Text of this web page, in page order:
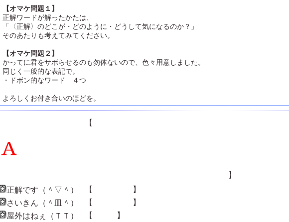
【オマケ問題１】
正解ワードが解ったかたは、
「〈正解〉のどこが・どのように・どうして気になるのか？」
そのあたりも考えてみてください。
【オマケ問題２】
かってに君をサボらせるのも勿体ないので、色々用意しました。
同じく一般的な表記で。
・ドボン的なワード ４つ
よろしくお付き合いのほどを。
【
】
正解です（＾▽＾）
【
】
さいきん（＾皿＾）
【
】
屋外はねぇ（ＴＴ）
【
】